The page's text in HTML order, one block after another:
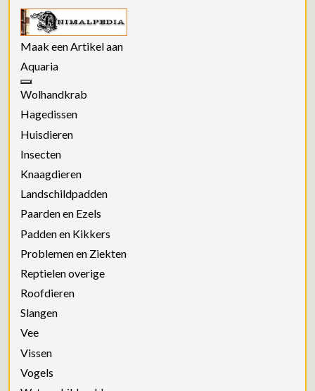
Maak een Artikel aan
Aquaria
Wolhandkrab
Hagedissen
Huisdieren
Insecten
Knaagdieren
Landschildpadden
Paarden en Ezels
Padden en Kikkers
Problemen en Ziekten
Reptielen overige
Roofdieren
Slangen
Vee
Vissen
Vogels